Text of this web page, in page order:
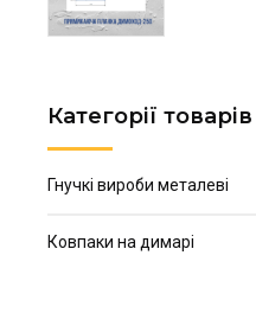
Категорії товарів
Гнучкі вироби металеві
Ковпаки на димарі